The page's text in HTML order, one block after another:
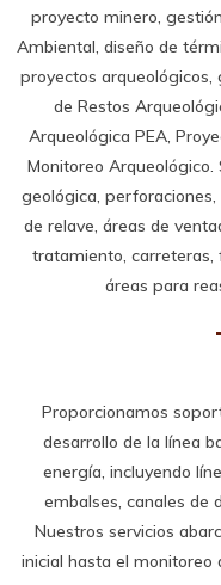
proyecto minero,
Ambiental, diseño de
proyectos arqueológicos,
de Restos
Arqueológica PEA,
Monitoreo
geológica,
de relave, áreas de
tratamiento,
áreas para
Proporcionamos
desarrollo de la línea
energía, incluyendo
embalses, canales de
Nuestros servicios
inicial hasta el monitoreo